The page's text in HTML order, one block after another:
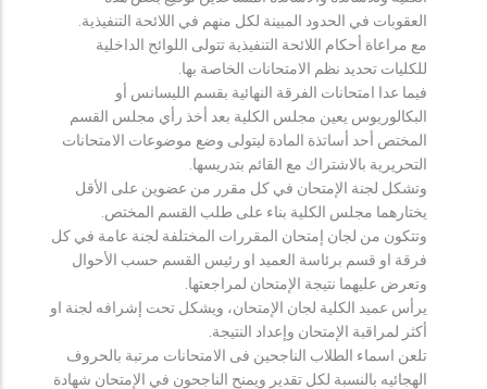
العقوبات في الحدود المبينة لكل منهم في اللائحة التنفيذية.
مع مراعاة أحكام اللائحة التنفيذية تتولى اللوائح الداخلية
للكليات تحديد نظم الامتحانات الخاصة بها.
فيما عدا امتحانات الفرقة النهائية بقسم الليسانس أو
البكالوريوس يعين مجلس الكلية بعد أخذ رأي مجلس القسم
المختص أحد أساتذة المادة ليتولى وضع موضوعات الامتحانات
التحريرية بالاشتراك مع القائم بتدريسها.
وتشكل لجنة الإمتحان في كل مقرر من عضوين على الأقل
يختارهما مجلس الكلية بناء على طلب القسم المختص.
وتتكون من لجان إمتحان المقررات المختلفة لجنة عامة في كل
فرقة او قسم برئاسة العميد او رئيس القسم حسب الأحوال
وتعرض عليهما نتيجة الإمتحان لمراجعتها.
يرأس عميد الكلية لجان الإمتحان، ويشكل تحت إشرافه لجنة او
أكثر لمراقبة الإمتحان وإعداد النتيجة.
تلعن اسماء الطلاب الناجحين فى الامتحانات مرتبة بالحروف
الهجائيه بالنسبة لكل تقدير ويمنح الناجحون في الإمتحان شهادة